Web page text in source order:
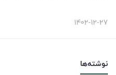
نوشته‌ها
1402-12-27